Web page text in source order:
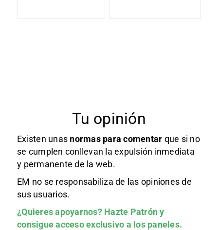
Tu opinión
Existen unas normas para comentar que si no
se cumplen conllevan la expulsión inmediata
y permanente de la web.
EM no se responsabiliza de las opiniones de
sus usuarios.
¿Quieres apoyarnos? Hazte Patróny
consigue acceso exclusivo a los paneles.